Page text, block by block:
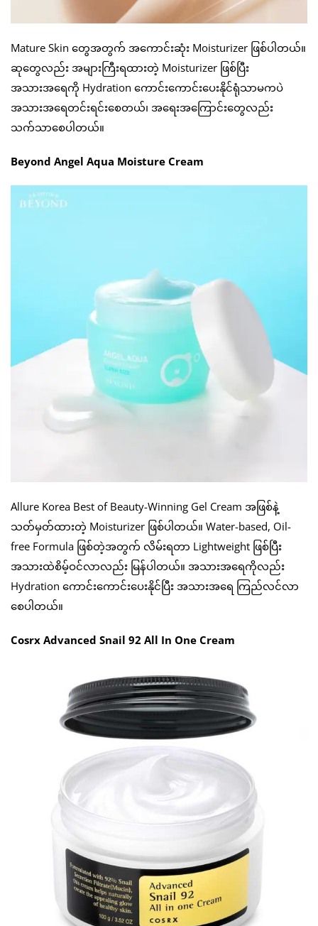
Mature Skin တွေအတွက် အကောင်းဆုံး Moisturizer ဖြစ်ပါတယ်။
ဆုတွေလည်း အများကြီးရထားတဲ့ Moisturizer ဖြစ်ပြီး
အသားအရေကို Hydration ကောင်းကောင်းပေးနိုင်ရုံသာမကပဲ
အသားအရေတင်းရင်းစေတယ်၊ အရေးအကြောင်းတွေလည်း
သက်သာစေပါတယ်။
Beyond Angel Aqua Moisture Cream
Allure Korea Best of Beauty-Winning Gel Cream အဖြစ်နဲ့
သတ်မှတ်ထားတဲ့ Moisturizer ဖြစ်ပါတယ်။ Water-based, Oil-
free Formula ဖြစ်တဲ့အတွက် လိမ်းရတာ Lightweight ဖြစ်ပြီး
အသားထဲစိမ့်ဝင်လာလည်း မြန်ပါတယ်။ အသားအရေကိုလည်း
Hydration ကောင်းကောင်းပေးနိုင်ပြီး အသားအရေ ကြည်လင်လာ
စေပါတယ်။
Cosrx Advanced Snail 92 All In One Cream